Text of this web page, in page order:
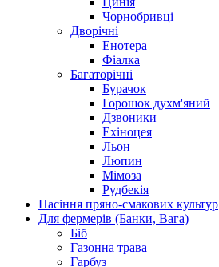
Чорнобривці
Дворічні
Енотера
Фіалка
Багаторічні
Бурачок
Горошок духм'яний
Дзвоники
Ехіноцея
Льон
Люпин
Мімоза
Рудбекія
Насіння пряно-смакових культур
Для фермерів (Банки, Вага)
Біб
Газонна трава
Гарбуз